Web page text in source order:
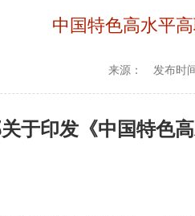
中国特色高水平
来源： 发布时
于印发《中国特色